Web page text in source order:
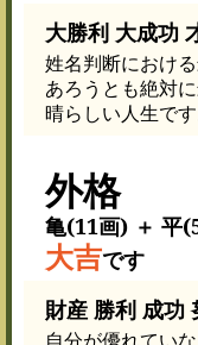
大勝利 大成功
姓名判断におけ
あろうとも絶対
晴らしい人生です
外格
亀(11画) ＋ 平
大吉です
財産 勝利 成功